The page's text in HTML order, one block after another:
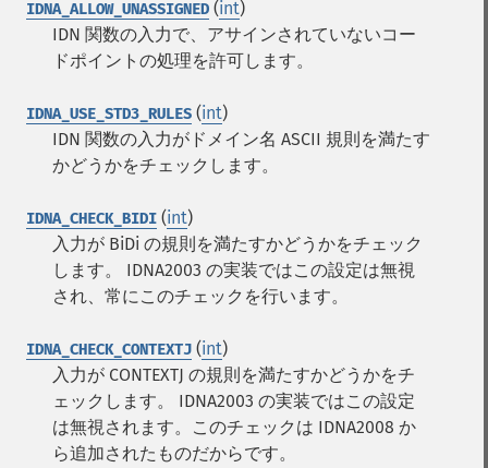
IDNA_ALLOW_UNASSIGNED (int)
IDN 関数の入力で、アサインされていないコー
ドポイントの処理を許可します。
IDNA_USE_STD3_RULES (int)
IDN 関数の入力がドメイン名 ASCII 規則を満たす
かどうかをチェックします。
IDNA_CHECK_BIDI (int)
入力が BiDi の規則を満たすかどうかをチェック
します。 IDNA2003 の実装ではこの設定は無視
され、常にこのチェックを行います。
IDNA_CHECK_CONTEXTJ (int)
入力が CONTEXTJ の規則を満たすかどうかをチ
ェックします。 IDNA2003 の実装ではこの設定
は無視されます。このチェックは IDNA2008 か
ら追加されたものだからです。